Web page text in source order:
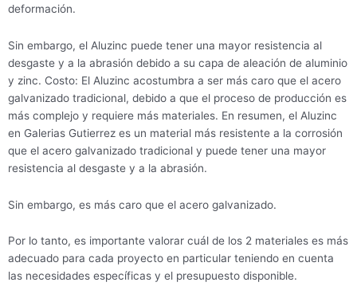
deformación.
Sin embargo, el Aluzinc puede tener una mayor resistencia al
desgaste y a la abrasión debido a su capa de aleación de aluminio
y zinc. Costo: El Aluzinc acostumbra a ser más caro que el acero
galvanizado tradicional, debido a que el proceso de producción es
más complejo y requiere más materiales. En resumen, el Aluzinc
en Galerias Gutierrez es un material más resistente a la corrosión
que el acero galvanizado tradicional y puede tener una mayor
resistencia al desgaste y a la abrasión.
Sin embargo, es más caro que el acero galvanizado.
Por lo tanto, es importante valorar cuál de los 2 materiales es más
adecuado para cada proyecto en particular teniendo en cuenta
las necesidades específicas y el presupuesto disponible.